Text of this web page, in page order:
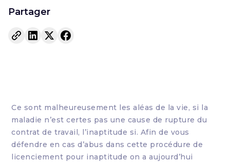
Partager
Ce sont malheureusement les aléas de la vie, si la
maladie n’est certes pas une cause de rupture du
contrat de travail, l’inaptitude si. Afin de vous
défendre en cas d’abus dans cette procédure de
licenciement pour inaptitude on a aujourd’hui